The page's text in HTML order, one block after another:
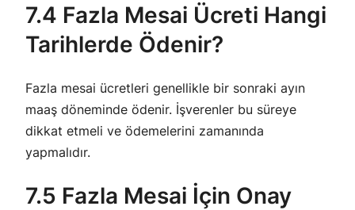
7.4 Fazla Mesai Ücreti Hangi
Tarihlerde Ödenir?
Fazla mesai ücretleri genellikle bir sonraki ayın
maaş döneminde ödenir. İşverenler bu süreye
dikkat etmeli ve ödemelerini zamanında
yapmalıdır.
7.5 Fazla Mesai İçin Onay